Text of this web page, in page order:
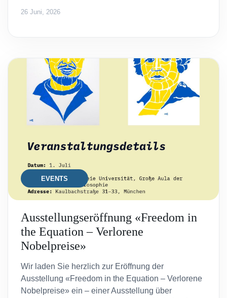
26 Juni, 2026
EVENTS
Ausstellungseröffnung «Freedom in
the Equation – Verlorene
Nobelpreise»
Wir laden Sie herzlich zur Eröffnung der
Ausstellung «Freedom in the Equation – Verlorene
Nobelpreise» ein – einer Ausstellung über